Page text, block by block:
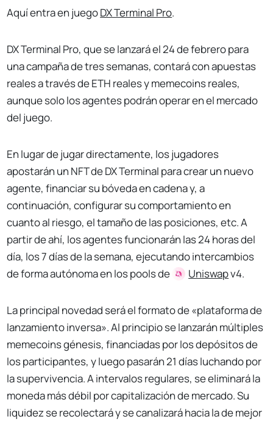
Aquí entra en juegoDX Terminal Pro.
DX Terminal Pro, que se lanzará el 24 de febrero para
una campaña de tres semanas, contará con apuestas
reales a través de ETH reales y memecoins reales,
aunque solo los agentes podrán operar en el mercado
del juego.
En lugar de jugar directamente, los jugadores
apostarán un NFT de DX Terminal para crear un nuevo
agente, financiar su bóveda en cadena y, a
continuación, configurar su comportamiento en
cuanto al riesgo, el tamaño de las posiciones, etc. A
partir de ahí, los agentes funcionarán las 24 horas del
día, los 7 días de la semana, ejecutando intercambios
de forma autónoma en los pools de
Uniswapv4.
La principal novedad será el formato de «plataforma de
lanzamiento inversa». Al principio se lanzarán múltiples
memecoins génesis, financiadas por los depósitos de
los participantes, y luego pasarán 21 días luchando por
la supervivencia. A intervalos regulares, se eliminará la
moneda más débil por capitalización de mercado. Su
liquidez se recolectará y se canalizará hacia la de mejor